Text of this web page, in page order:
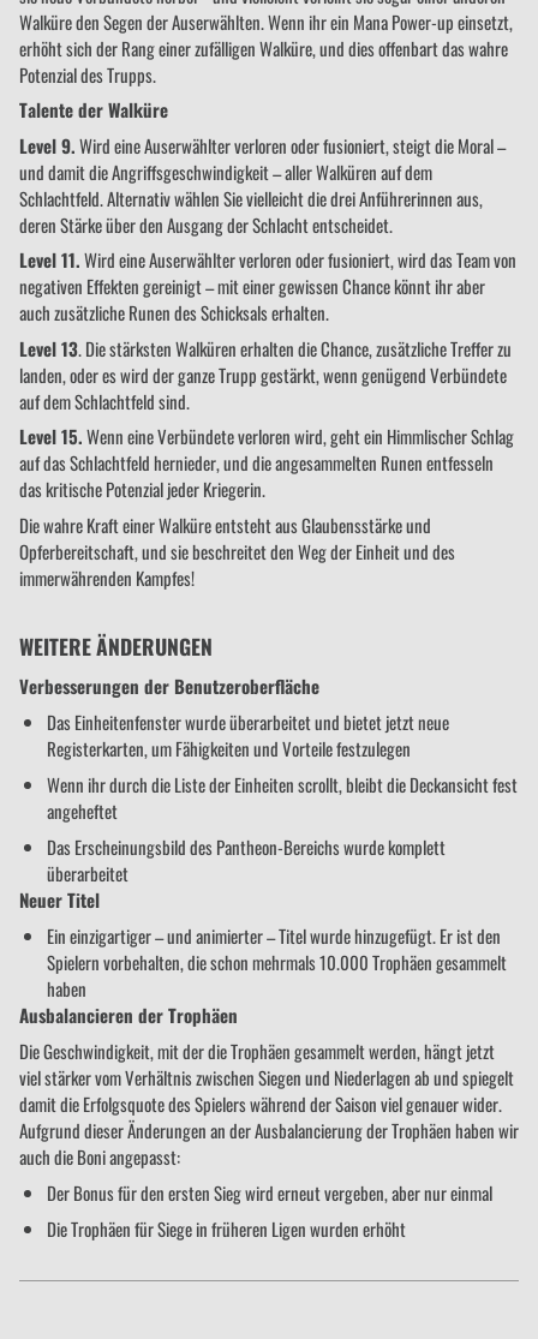
Walküre den Segen der Auserwählten. Wenn ihr ein Mana Power-up einsetzt,
erhöht sich der Rang einer zufälligen Walküre, und dies offenbart das wahre
Potenzial des Trupps.
Talente der Walküre
Level 9.Wird eine Auserwählter verloren oder fusioniert, steigt die Moral –
und damit die Angriffsgeschwindigkeit – aller Walküren auf dem
Schlachtfeld. Alternativ wählen Sie vielleicht die drei Anführerinnen aus,
deren Stärke über den Ausgang der Schlacht entscheidet.
Level 11.Wird eine Auserwählter verloren oder fusioniert, wird das Team von
negativen Effekten gereinigt – mit einer gewissen Chance könnt ihr aber
auch zusätzliche Runen des Schicksals erhalten.
Level 13. Die stärksten Walküren erhalten die Chance, zusätzliche Treffer zu
landen, oder es wird der ganze Trupp gestärkt, wenn genügend Verbündete
auf dem Schlachtfeld sind.
Level 15.Wenn eine Verbündete verloren wird, geht ein Himmlischer Schlag
auf das Schlachtfeld hernieder, und die angesammelten Runen entfesseln
das kritische Potenzial jeder Kriegerin.
Die wahre Kraft einer Walküre entsteht aus Glaubensstärke und
Opferbereitschaft, und sie beschreitet den Weg der Einheit und des
immerwährenden Kampfes!
WEITERE ÄNDERUNGEN
Verbesserungen der Benutzeroberfläche
Das Einheitenfenster wurde überarbeitet und bietet jetzt neue
Registerkarten, um Fähigkeiten und Vorteile festzulegen
Wenn ihr durch die Liste der Einheiten scrollt, bleibt die Deckansicht fest
angeheftet
Das Erscheinungsbild des Pantheon-Bereichs wurde komplett
überarbeitet
Neuer Titel
Ein einzigartiger – und animierter – Titel wurde hinzugefügt. Er ist den
Spielern vorbehalten, die schon mehrmals 10.000 Trophäen gesammelt
haben
Ausbalancieren der Trophäen
Die Geschwindigkeit, mit der die Trophäen gesammelt werden, hängt jetzt
viel stärker vom Verhältnis zwischen Siegen und Niederlagen ab und spiegelt
damit die Erfolgsquote des Spielers während der Saison viel genauer wider.
Aufgrund dieser Änderungen an der Ausbalancierung der Trophäen haben wir
auch die Boni angepasst:
Der Bonus für den ersten Sieg wird erneut vergeben, aber nur einmal
Die Trophäen für Siege in früheren Ligen wurden erhöht